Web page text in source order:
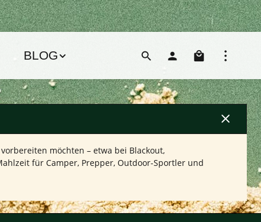
BLOG
möchten – etwa bei Blackout,
für Camper, Prepper, Outdoor-Sportler und